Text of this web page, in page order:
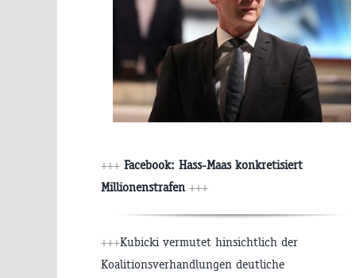
+++ Facebook: Hass-Maas konkretisiert
Millionenstrafen +++
+++Kubicki vermutet hinsichtlich der
Koalitionsverhandlungen deutliche